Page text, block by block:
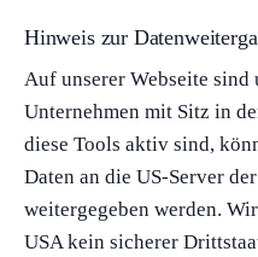
Hinweis zur
Auf unserer Webseite sind
Unternehmen mit Sitz in
diese Tools aktiv sind,
Daten an die US-Server
weitergegeben werden.
USA kein sicherer